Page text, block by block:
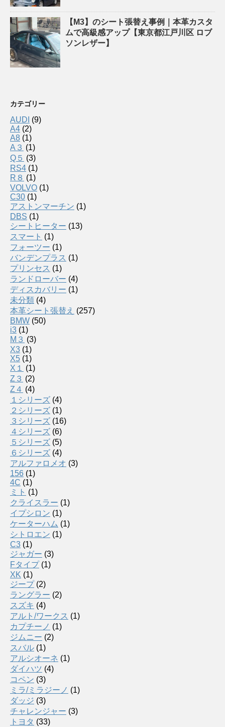
【M3】のシート張替え事例｜本革カスタ
ムで高級感アップ【東京都江戸川区 ロブ
ソンレザー】
カテゴリー
AUDI (9)
A4 (2)
A8 (1)
A３ (1)
Q５ (3)
RS4 (1)
R８ (1)
VOLVO (1)
C30 (1)
アストンマーチン (1)
DBS (1)
シートヒーター (13)
スマート (1)
フォーツー (1)
バンデンプラス (1)
プリンセス (1)
ランドローバー (4)
ディスカバリー (1)
未分類 (4)
本革シート張替え (257)
BMW (50)
i3 (1)
M３ (3)
X3 (1)
X5 (1)
X１
(1)
Z３ (2)
Z４ (4)
１シリーズ (4)
２シリーズ (1)
３シリーズ (16)
４シリーズ (6)
５シリーズ (5)
６シリーズ (4)
アルファロメオ (3)
156 (1)
4C (1)
ミト (1)
クライスラー (1)
イプシロン (1)
ケーターハム (1)
シトロエン (1)
C3 (1)
ジャガー (3)
Fタイプ(1)
XK (1)
ジープ(2)
ラングラー (2)
スズキ (4)
アルト/ワークス (1)
カプチーノ (1)
ジムニー (2)
スバル (1)
アルシオーネ (1)
ダイハツ (4)
コペン (3)
ミラ/ミラジーノ (1)
ダッジ (3)
チャレンジャー (3)
トヨタ (33)